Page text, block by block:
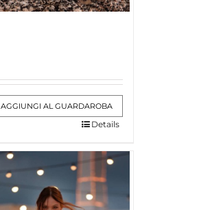
AGGIUNGI AL GUARDAROBA
Details